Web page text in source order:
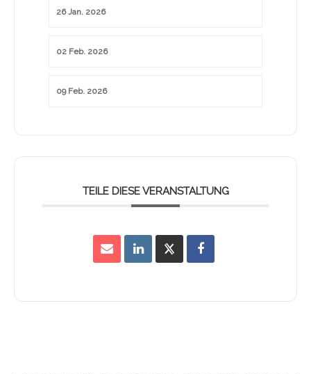
26 Jan. 2026
02 Feb. 2026
09 Feb. 2026
TEILE DIESE VERANSTALTUNG